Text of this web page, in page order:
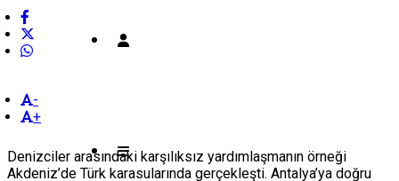
-
+
Denizciler arasındaki karşılıksız yardımlaşmanın örneği
Akdeniz’de Türk karasularında gerçekleşti. Antalya’ya doğru